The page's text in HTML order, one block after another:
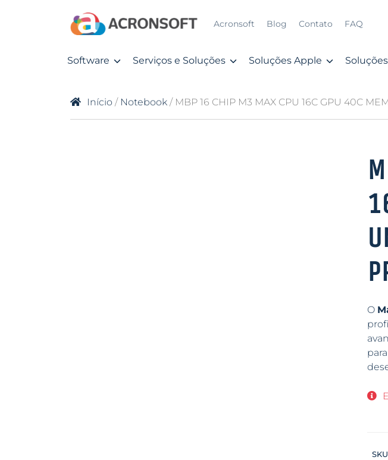
Acronsoft Blog Contato FAQ
Software Serviços e Soluções Soluções Apple
Início / Notebook / MBP 16 CHIP M3 MAX CPU 16C GPU 40C
O